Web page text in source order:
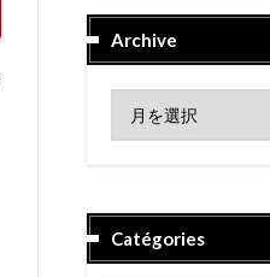
Archive
Catégories